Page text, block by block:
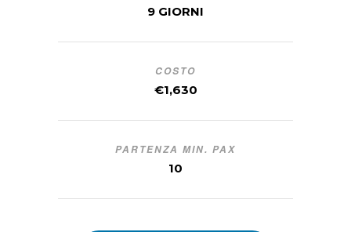
9 GIORNI
COSTO
€1,630
PARTENZA MIN. PAX
10